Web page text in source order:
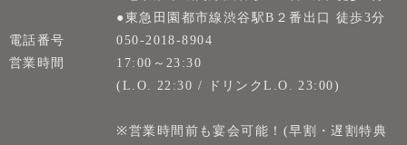
●東急田園都市線渋谷駅B２番出口 徒歩3分
電話番号
050-2018-8904
営業時間
17:00～23:30
(L.O. 22:30 / ドリンクL.O. 23:00)
※営業時間前も宴会可能！(早割・遅割特典